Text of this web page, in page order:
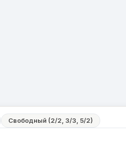
Свободный (2/2, 3/3, 5/2)